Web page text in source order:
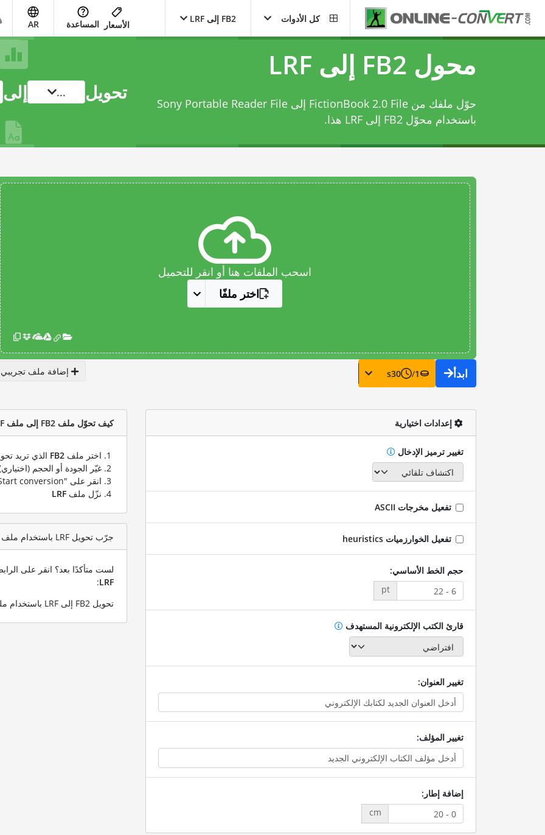
كل الأدوات FB2 إلى LRF
الأسعار المساعدة AR
محول FB2 إلى LRF
حوّل ملفك من FictionBook 2.0 File إلى Sony Portable Reader File
باستخدام محوّل FB2 إلى LRF هذا.
تحويل ... إلى
اسحب الملفات هنا أو انقر للتحميل
اختر ملفًا
ابدأ 1
/
30
s إضافة ملف تجريبي
إعدادات اختيارية
تغيير ترميز الإدخال
تفعيل مخرجات ASCII
تفعيل الخوارزميات heuristics
حجم الخط الأساسي:
pt
قارئ الكتب الإلكترونية المستهدف
تغيير العنوان:
تغيير المؤلف:
إضافة إطار:
cm
كيف تحوّل ملف FB2 إلى ملف LRF؟
اختر ملف FB2 الذي تريد
غيّر الجودة أو الحجم
انقر على "Start conversion" لتحويل ملفك من
نزّل ملف LRF
جرّب تحويل LRF باستخدام ملف اختبار FB2
لست متأكدًا بعد؟ انقر على
LRF
:
تحويل FB2 إلى LRF باستخدام ملف FB2 التجريبي الخاص بنا